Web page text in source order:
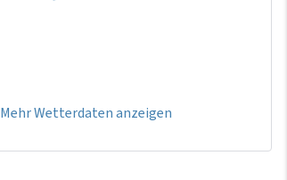
Mehr Wetterdaten anzeigen